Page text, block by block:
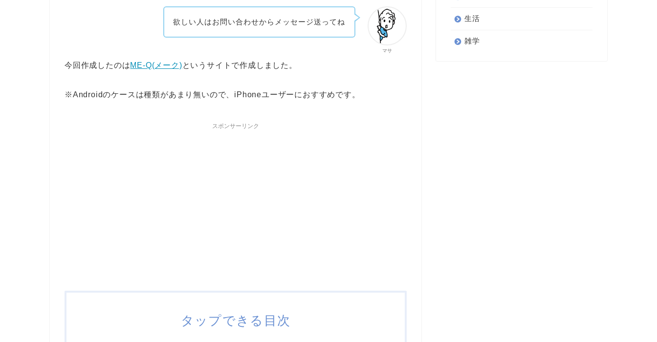
マサ
欲しい人はお問い合わせからメッセージ送ってね
今回作成したのはME-Q(メーク)というサイトで作成しました。
※Androidのケースは種類があまり無いので、iPhoneユーザーにおすすめです。
スポンサーリンク
タップできる目次
生活
雑学